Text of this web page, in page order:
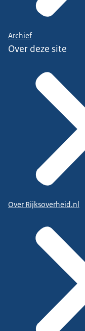
Archief
Over deze site
Over Rijksoverheid.nl